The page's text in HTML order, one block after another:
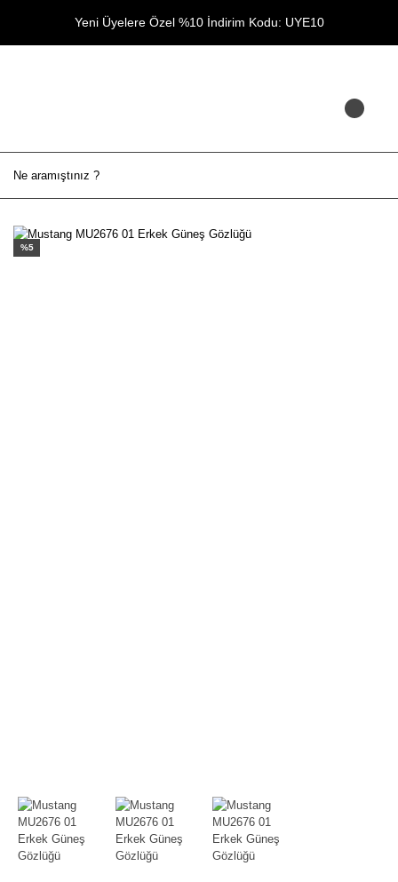
Yeni Üyelere Özel %10 İndirim Kodu: UYE10
%5